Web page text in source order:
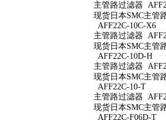
主管路过滤器
现货日本SMC主管
AFF22C-10C-X6
主管路过滤器
现货日本SMC主管
AFF22C-10D-H
主管路过滤器
现货日本SMC主管
AFF22C-10-T
主管路过滤器
现货日本SMC主管
AFF22C-F06D-T